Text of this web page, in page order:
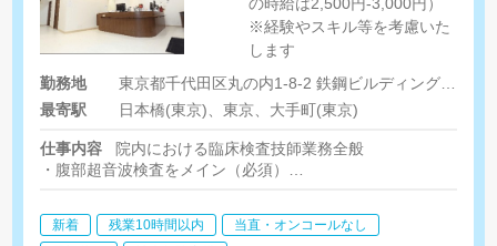
※経験やスキル等を考慮いた
します
勤務地
最寄駅
日本橋(東京)、東京、大手町(東京)
仕事内容
院内における臨床検査技師業務全般
・腹部超音波検査をメイン（必須）
新着 残業10時間以内
当直・オンコールなし